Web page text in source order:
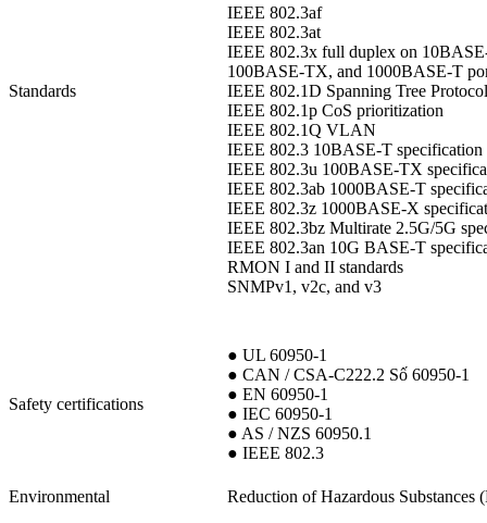
Standards
IEEE 802.3af
IEEE 802.3at
IEEE 802.3x full duplex on
100BASE-TX, and 1000BASE-T
IEEE 802.1D Spanning Tree Protocol
IEEE 802.1p CoS prioritization
IEEE 802.1Q VLAN
IEEE 802.3 10BASE-T specification
IEEE 802.3u 100BASE-TX
IEEE 802.3ab 1000BASE-T
IEEE 802.3z 1000BASE-X
IEEE 802.3bz Multirate 2.5G/5G
IEEE 802.3an 10G BASE-T
RMON I and II standards
SNMPv1, v2c, and v3
Safety certifications
● UL 60950-1
● CAN / CSA-C222.2 Số 60950-1
● EN 60950-1
● IEC 60950-1
● AS / NZS 60950.1
● IEEE 802.3
Environmental Reduction of Hazardous Substances